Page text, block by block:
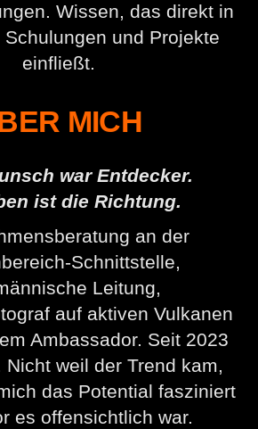
Wissen, das direkt in
und Projekte
einfließt.
MICH
war Entdecker.
ist die Richtung.
an der
Schnittstelle,
Leitung,
auf aktiven Vulkanen
Ambassador. Seit 2023
Nicht weil der Trend kam,
das Potential fasziniert
es offensichtlich war.